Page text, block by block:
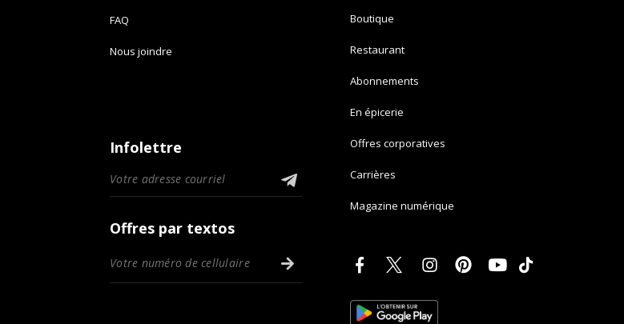
FAQ
Nous joindre
Infolettre
Offres par textos
Boutique
Restaurant
Abonnements
En épicerie
Offres corporatives
Carrières
Magazine numérique